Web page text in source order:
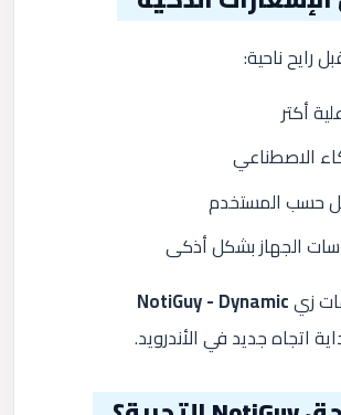
رايح ناحية:
أكتر
الاصطناعي
حسب المستخدم
الجهاز بشكل أذكى
زيNotiGuy - Dynamic
اتجاه جديد في الأندرويد.